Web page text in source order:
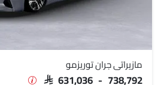
مازيراتي جران توريزمو
SAR 631,036 - 738,792